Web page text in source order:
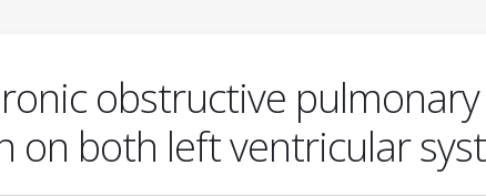
obstructive
on both left ventricular